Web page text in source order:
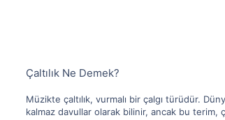
Çaltılık Ne Demek?
Müzikte çaltılık, vurmalı bir çalgı türüdür.
kalmaz davullar olarak bilinir, ancak bu terim,